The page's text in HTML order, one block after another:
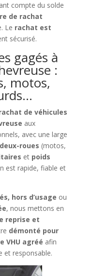
compte du solde
de rachat
Le rachat est
sécurisé.
gagés à
:
motos,
de véhicules
aux
avec une large
roues (motos,
et poids
est rapide, fiable et
hors d’usage ou
, nous mettons en
reprise et
démonté pour
VHU agréé afin
et responsable.